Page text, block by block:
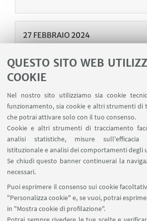
QUESTO SITO WEB
COOKIE
Nel nostro sito utilizziamo sia cookie
funzionamento, sia cookie e altri strumenti di
che potrai attivare solo con il tuo consenso.
Cookie e altri strumenti di tracciamento
analisi statistiche, misure sull'efficacia
istituzionale e analisi dei comportamenti degli
Se chiudi questo banner continuerai la
necessari.
Puoi esprimere il consenso sui cookie
"Personalizza cookie" e, se vuoi, potrai
in "Mostra cookie di profilazione".
27 FEBBRAIO 2024
Learning and processing
concepts in displaced contexts.
Aula Fumagalli, ​ Piazza San
Bologna​ - Evento in presenza e
Speaker: Prof.ssa Gabriella Vigliocco
(https://www.ucl.ac.uk/pals/
vigliocco) Virtual room: https://
1 2